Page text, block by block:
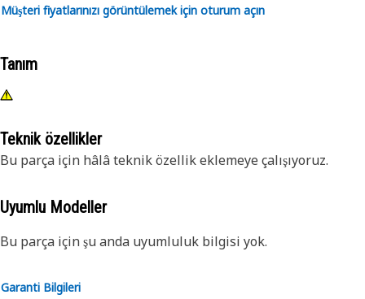
Müşteri fiyatlarınızı görüntülemek için oturum açın
Tanım
Teknik özellikler
Bu parça için hâlâ teknik özellik eklemeye çalışıyoruz.
Uyumlu Modeller
Bu parça için şu anda uyumluluk bilgisi yok.
Garanti Bilgileri